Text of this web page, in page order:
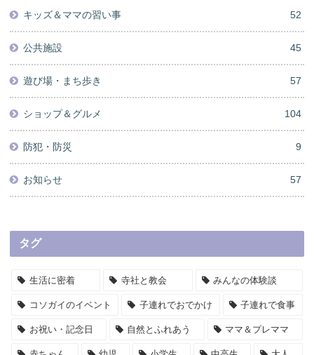
キッズ＆ママの習い事 52
公共施設 45
遊び場・まち歩き 57
ショップ＆グルメ 104
防犯・防災 9
お知らせ 57
タグ
子連れでおでかけ
生活に密着
ママ＆プレママ
子連れで食事
お祝い・記念日
コソガイのイベント
自然とふれあう
寺社と教会 みんなの体験談